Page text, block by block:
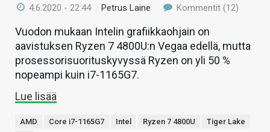
4.6.2020 - 22:44 /Petrus Laine Kommentit (12)
Vuodon mukaan Intelin grafiikkaohjain on
aavistuksen Ryzen 7 4800U:n Vegaa edellä, mutta
prosessorisuorituskyvyssä Ryzen on yli 50 %
nopeampi kuin i7-1165G7.
Lue lisää
AMD Core i7-1165G7 Intel Ryzen 7 4800U
Tiger Lake